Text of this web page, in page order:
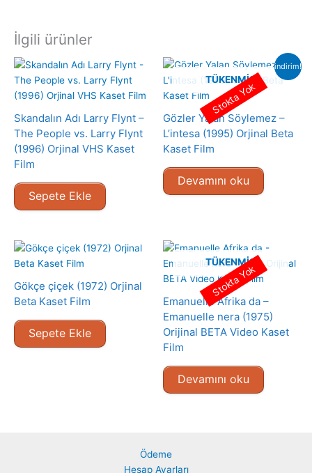
İlgili ürünler
Skandalın Adı Larry Flynt –
The People vs. Larry Flynt
(1996) Orjinal VHS Kaset
Film
Sepete Ekle
indirim!
TÜKENMIŞ
Gözler Yalan Söylemez –
L’intesa (1995) Orjinal Beta
Kaset Film
Devamını oku
Stokta Yok
Gökçe çiçek (1972) Orjinal
Beta Kaset Film
Sepete Ekle
TÜKENMIŞ
Emanuelle Afrika da –
Emanuelle nera (1975)
Orijinal BETA Video Kaset
Film
Devamını oku
Stokta Yok
Ödeme
Hesap Ayarları